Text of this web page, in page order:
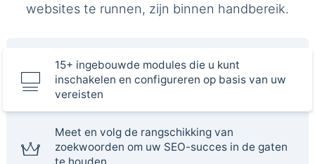
websites te runnen, zijn binnen handbereik.
15+ ingebouwde modules die u kunt
inschakelen en configureren op basis van uw
vereisten
Meet en volg de rangschikking van
zoekwoorden om uw SEO-succes in de gaten